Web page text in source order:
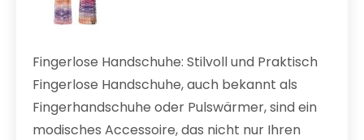
Fingerlose Handschuhe: Stilvoll und Praktisch
Fingerlose Handschuhe, auch bekannt als
Fingerhandschuhe oder Pulswärmer, sind ein
modisches Accessoire, das nicht nur Ihren